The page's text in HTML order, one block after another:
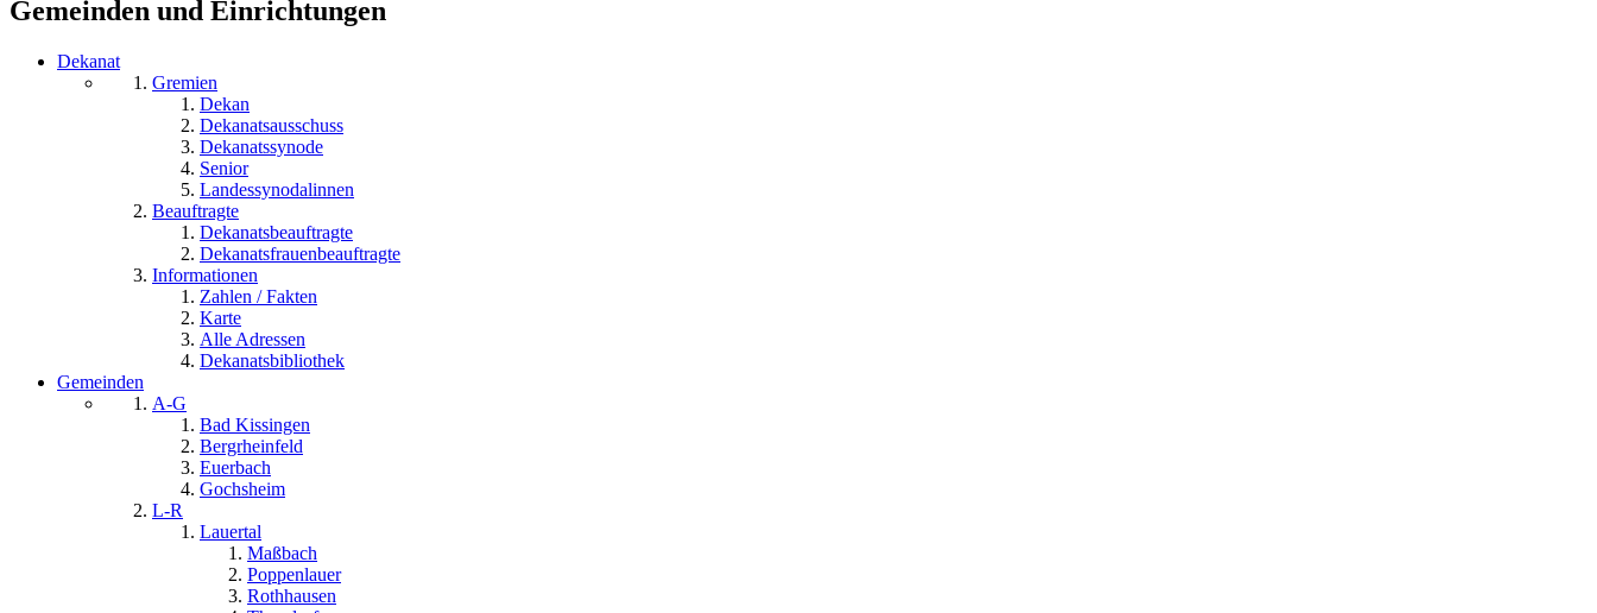
Gemeinden und Einrichtungen
Dekanat
Gremien
Dekan
Dekanatsausschuss
Dekanatssynode
Senior
Landessynodalinnen
Beauftragte
Dekanatsbeauftragte
Dekanatsfrauenbeauftragte
Informationen
Zahlen / Fakten
Karte
Alle Adressen
Dekanatsbibliothek
Gemeinden
A-G
Bad Kissingen
Bergrheinfeld
Euerbach
Gochsheim
L-R
Lauertal
Maßbach
Poppenlauer
Rothhausen